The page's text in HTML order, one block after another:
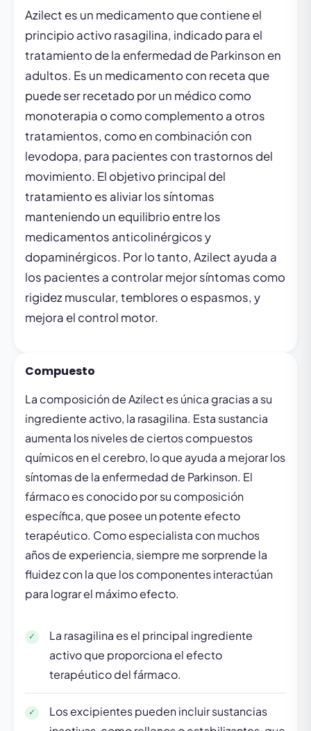
Azilect es un medicamento que contiene el
principio activo rasagilina, indicado para el
tratamiento de la enfermedad de Parkinson en
adultos. Es un medicamento con receta que
puede ser recetado por un médico como
monoterapia o como complemento a otros
tratamientos, como en combinación con
levodopa, para pacientes con trastornos del
movimiento. El objetivo principal del
tratamiento es aliviar los síntomas
manteniendo un equilibrio entre los
medicamentos anticolinérgicos y
dopaminérgicos. Por lo tanto, Azilect ayuda a
los pacientes a controlar mejor síntomas como
rigidez muscular, temblores o espasmos, y
mejora el control motor.
Compuesto
La composición de Azilect es única gracias a su
ingrediente activo, la rasagilina. Esta sustancia
aumenta los niveles de ciertos compuestos
químicos en el cerebro, lo que ayuda a mejorar los
síntomas de la enfermedad de Parkinson. El
fármaco es conocido por su composición
específica, que posee un potente efecto
terapéutico. Como especialista con muchos
años de experiencia, siempre me sorprende la
fluidez con la que los componentes interactúan
para lograr el máximo efecto.
La rasagilina es el principal ingrediente
activo que proporciona el efecto
terapéutico del fármaco.
Los excipientes pueden incluir sustancias